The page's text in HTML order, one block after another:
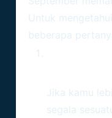
Untuk
beberapa
Jika kamu
segala